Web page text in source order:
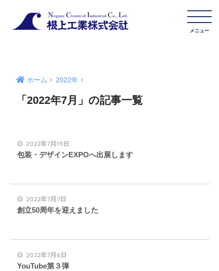
ホーム 2022年
「2022年7月」の記事一覧
2022年7月19日
包装・デザインEXPOへ出展します
2022年7月7日
創立50周年を迎えました
2022年7月6日
YouTube第３弾